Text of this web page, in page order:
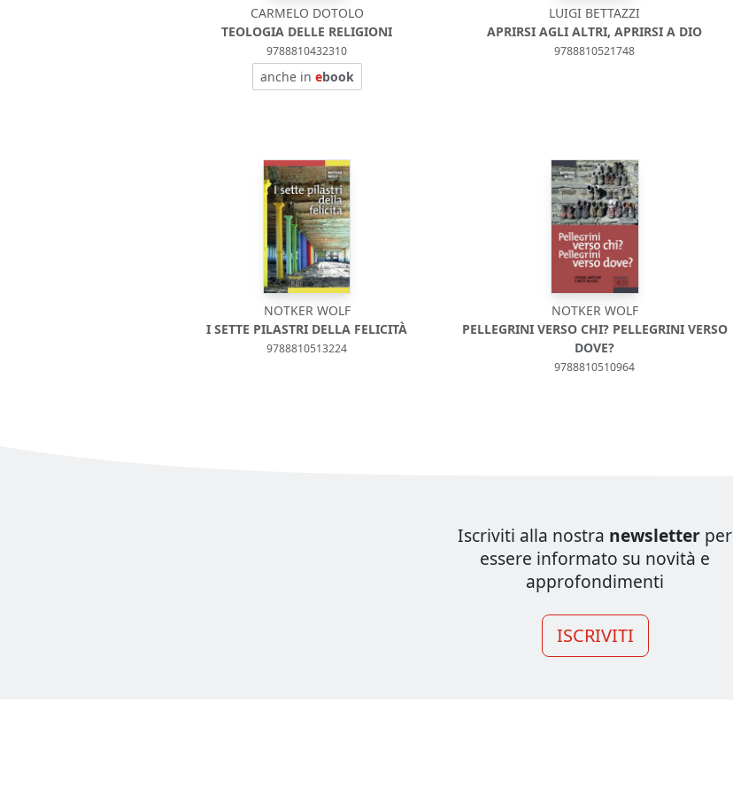
CARMELO DOTOLO
TEOLOGIA DELLE RELIGIONI
9788810432310
anche in ebook
LUIGI BETTAZZI
APRIRSI AGLI ALTRI, APRIRSI A DIO
9788810521748
NOTKER WOLF
I SETTE PILASTRI DELLA FELICITÀ
9788810513224
NOTKER WOLF
PELLEGRINI VERSO CHI? PELLEGRINI VERSO
DOVE?
9788810510964
Iscriviti alla nostra newsletter per
essere informato su novità e
approfondimenti
ISCRIVITI